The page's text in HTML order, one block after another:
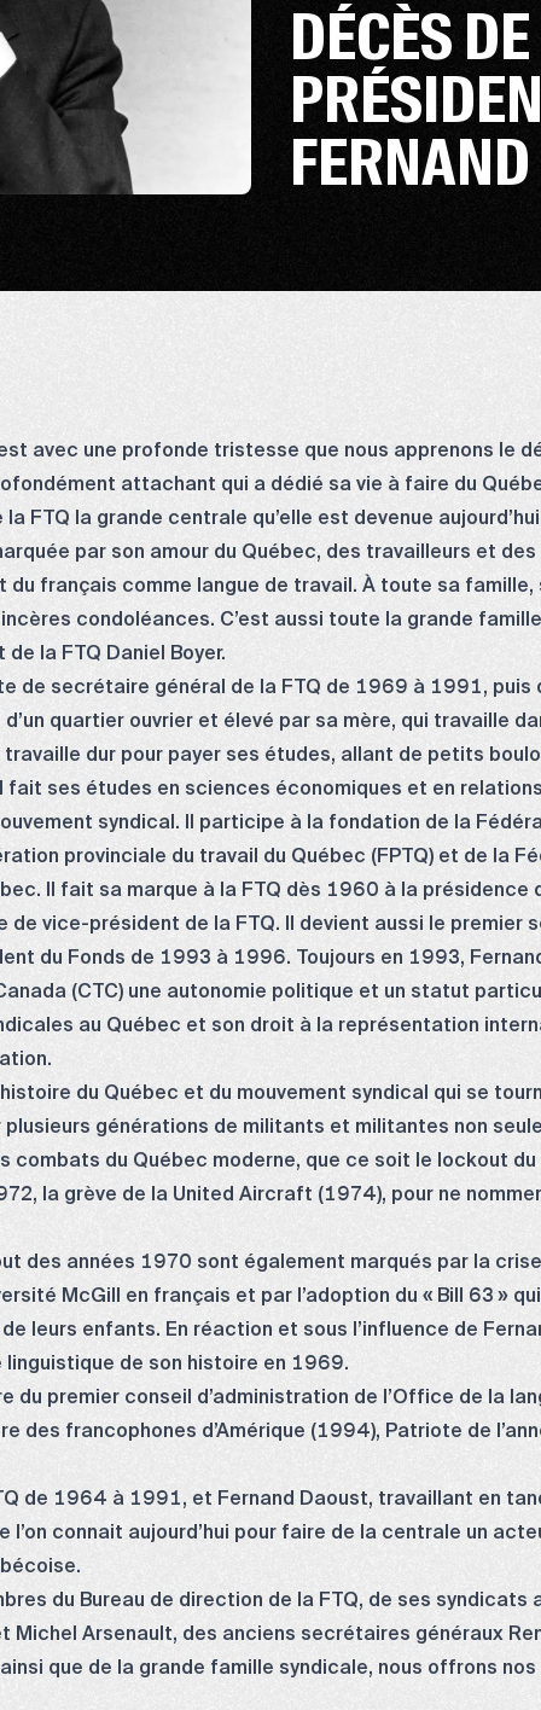
DÉCÈS
avec une profonde tristesse que nous apprenons le
attachant qui a dédié sa vie à faire du
FTQ la grande centrale qu’elle est devenue
par son amour du Québec, des travailleurs et
français comme langue de travail. À toute sa
condoléances. C’est aussi toute la grande
la FTQ Daniel Boyer.
de secrétaire général de la FTQ de 1969 à 1991,
quartier ouvrier et élevé par sa mère, qui travaille
dur pour payer ses études, allant de petits
fait ses études en sciences économiques et en
syndical. Il participe à la fondation de la
provinciale du travail du Québec (FPTQ) et de la
Il fait sa marque à la FTQ dès 1960 à la
vice-président de la FTQ. Il devient aussi le premier
du Fonds de 1993 à 1996. Toujours en 1993,
(CTC) une autonomie politique et un statut
au Québec et son droit à la représentation
du Québec et du mouvement syndical qui se
générations de militants et militantes non
combats du Québec moderne, que ce soit le lockout
la grève de la United Aircraft (1974), pour ne
des années 1970 sont également marqués par la
McGill en français et par l’adoption du « Bill 63 »
leurs enfants. En réaction et sous l’influence de
de son histoire en 1969.
du premier conseil d’administration de l’Office de la
des francophones d’Amérique (1994), Patriote de
de 1964 à 1991, et Fernand Daoust, travaillant en
connait aujourd’hui pour faire de la centrale un
du Bureau de direction de la FTQ, de ses
Michel Arsenault, des anciens secrétaires généraux
que de la grande famille syndicale, nous offrons